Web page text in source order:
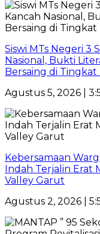
Siswi MTs Negeri 3
Nasional, Bukti
Bersaing di Tingkat
Agustus 5, 2026 |
Kebersamaan
Indah Terjalin Erat
Valley Garut
Agustus 2, 2026 |